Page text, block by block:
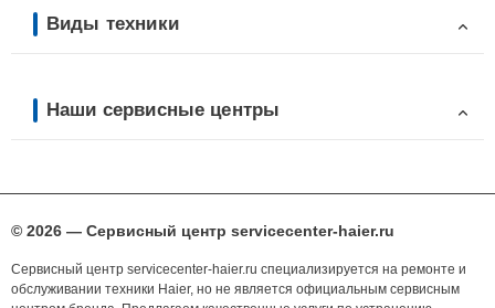
Виды техники
Наши сервисные центры
© 2026 — Сервисный центр servicecenter-haier.ru
Сервисный центр servicecenter-haier.ru специализируется на ремонте и
обслуживании техники Haier, но не является официальным сервисным